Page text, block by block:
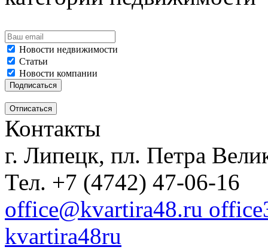
Новости недвижимости
Статьи
Новости компании
Контакты
г. Липецк, пл. Петра
Тел. +7 (4742) 47-06-16
office@kvartira48.ru
kvartira48ru